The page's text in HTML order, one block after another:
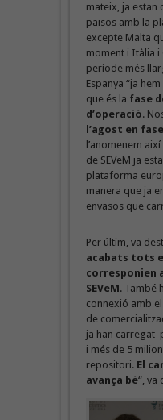
mateix, ja estan
països amb la
excepte Malta
moment i Itàlia i
període més
Espanya “ja
que és la fase
d’operació.
l’agost en
l’anomenem
de SEVeM ja
plataforma
manera que ja
envasos que
Per últim, va
acabats tots
corresponien
SEVeM. També
connexió amb
de
ja han carregat
i més de 5
repositori. El
avança bé“, va